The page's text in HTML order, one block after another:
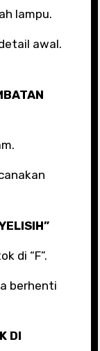
lampu.
awal.
di “F”.
berhenti
DI